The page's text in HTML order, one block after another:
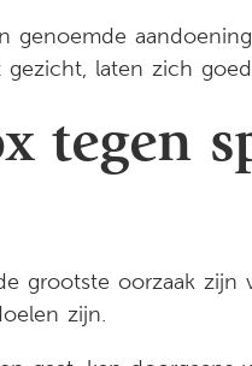
laten zich
tegen
grootste oorzaak zijn
zijn.